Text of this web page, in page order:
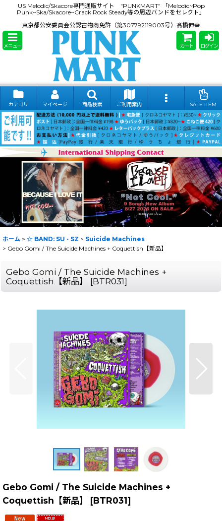
US Melodic/Skacore専門通販サイト "PUNKMART" 「Melodic~Pop
Punk~Ska/Skacore~Crack Rock Steady等の周辺バンドをセレクト」
東京都公安委員会公認古物商免許（第307792119003号）髙橋伸幸
メニュー カート ログイン
カテゴリ マイページ 商品検索 ご利用案内 SALE ITEM
ホーム > ☆ BAND: SU - SZ > Suicide Machines
> Gebo Gomi / The Suicide Machines + Coquettish【新品】
Gebo Gomi / The Suicide Machines +
Coquettish【新品】
[BTR031]
Gebo Gomi / The Suicide Machines +
Coquettish【新品】
[BTR031]